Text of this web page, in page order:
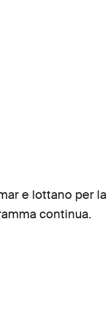
e lottano per
continua.